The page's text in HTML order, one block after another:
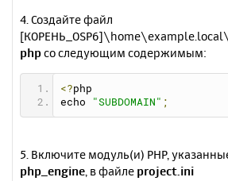
4. Создайте файл
phpсо следующим содержимым:
<?php
echo
"SUBDOMAIN" ;
5. Включите модуль(и) PHP,
php_engine, в файле project.ini